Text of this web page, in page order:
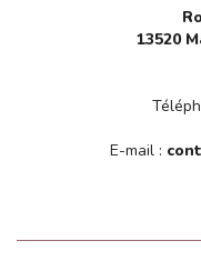
13520
E-mail :